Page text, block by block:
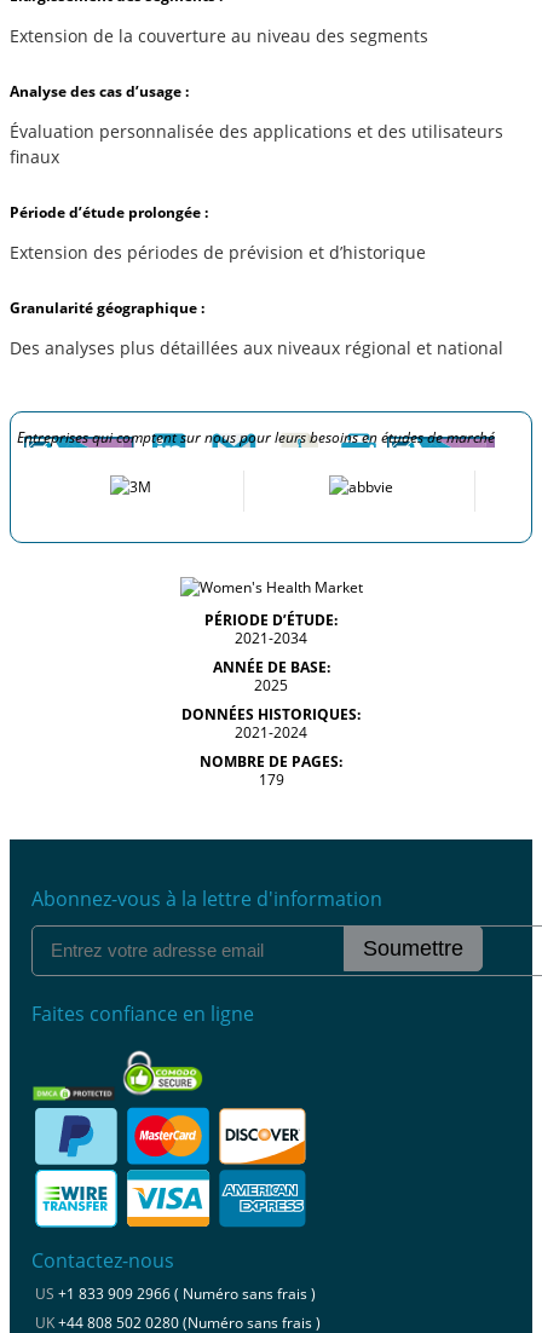
Extension de la couverture au niveau des segments
Analyse des cas d’usage :
Évaluation personnalisée des applications et des utilisateurs
finaux
Période d’étude prolongée :
Extension des périodes de prévision et d’historique
Granularité géographique :
Des analyses plus détaillées aux niveaux régional et national
Entreprises qui comptent sur nous pour leurs besoins en études de marché
PÉRIODE D’ÉTUDE:
2021-2034
ANNÉE DE BASE:
2025
DONNÉES HISTORIQUES:
2021-2024
NOMBRE DE PAGES:
179
Abonnez-vous à la lettre d'information
Soumettre
Faites confiance en ligne
Contactez-nous
US +1 833 909 2966 ( Numéro sans frais )
UK+44 808 502 0280 (Numéro sans frais )